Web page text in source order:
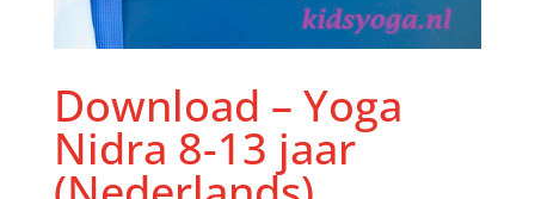
Download – Yoga
Nidra 8-13 jaar